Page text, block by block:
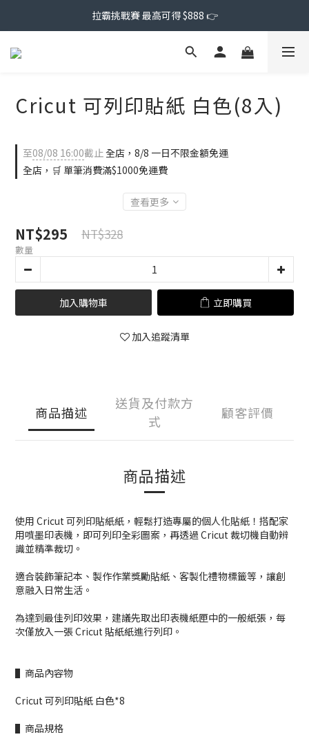
拉霸挑戰賽 最高可得 $888 👉
Cricut 可列印貼紙 白色(8入)
至08/08 16:00截止全店，8/8 一日不限金額免運
全店，🛒 單筆消費滿$1000免運費
查看更多
NT$295 NT$328
數量
加入購物車 立即購買
加入追蹤清單
商品描述
送貨及付款方
式
顧客評價
商品描述
使用 Cricut 可列印貼紙紙，輕鬆打造專屬的個人化貼紙！搭配家
用噴墨印表機，即可列印全彩圖案，再透過 Cricut 裁切機自動辨
識並精準裁切。
適合裝飾筆記本、製作作業獎勵貼紙、客製化禮物標籤等，讓創
意融入日常生活。
為達到最佳列印效果，建議先取出印表機紙匣中的一般紙張，每
次僅放入一張 Cricut 貼紙紙進行列印。
▌商品內容物
Cricut 可列印貼紙 白色*8
▌商品規格